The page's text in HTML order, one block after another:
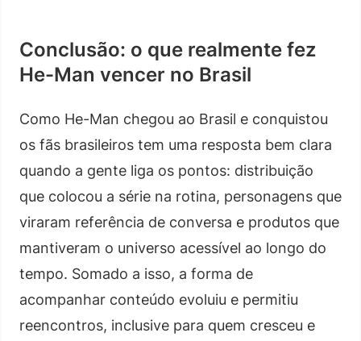
Conclusão: o que realmente fez
He-Man vencer no Brasil
Como He-Man chegou ao Brasil e conquistou
os fãs brasileiros tem uma resposta bem clara
quando a gente liga os pontos: distribuição
que colocou a série na rotina, personagens que
viraram referência de conversa e produtos que
mantiveram o universo acessível ao longo do
tempo. Somado a isso, a forma de
acompanhar conteúdo evoluiu e permitiu
reencontros, inclusive para quem cresceu e